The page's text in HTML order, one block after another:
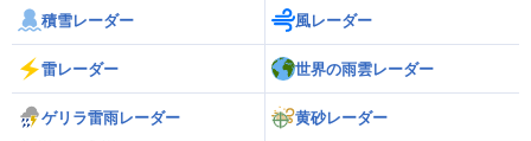
積雪レーダー 風レーダー
雷レーダー 世界の雨雲レーダー
ゲリラ雷雨レーダー 黄砂レーダー